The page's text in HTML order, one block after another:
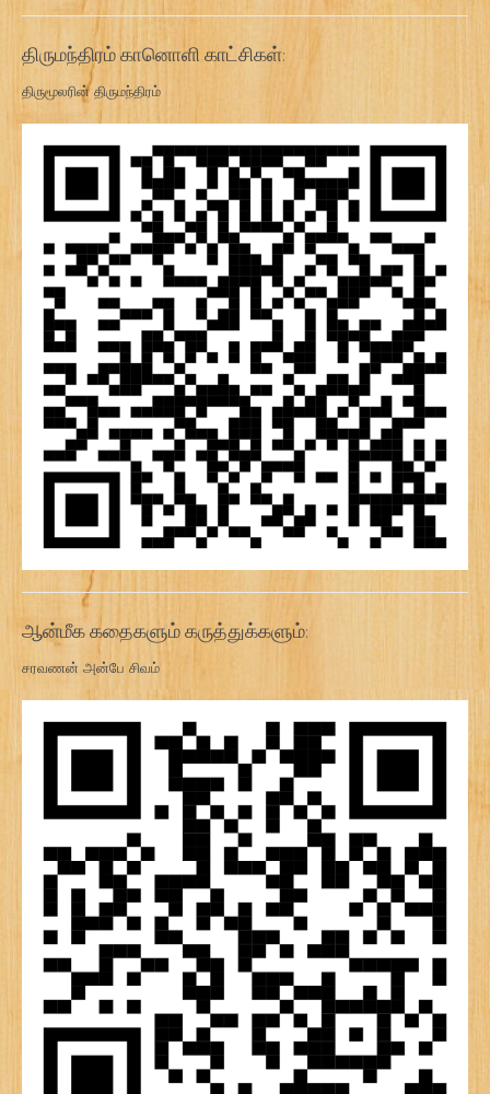
திருமந்திரம் கானொளி காட்சிகள்:
திருமூலரின் திருமந்திரம்
ஆன்மீக கதைகளும் கருத்துக்களும்:
சரவணன் அன்பே சிவம்